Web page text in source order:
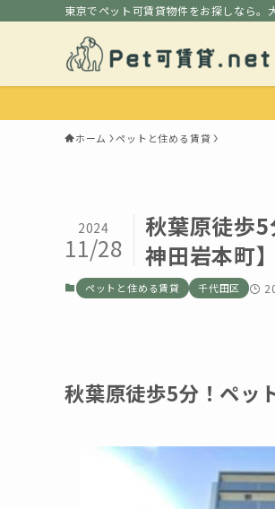
東京でペット可賃貸物件をお探しなら。
ホーム ペットと住める賃貸
秋葉原徒歩
神田岩本町】
2024
11/28
ペットと住める賃貸 千代田区
秋葉原徒歩5分！ペッ